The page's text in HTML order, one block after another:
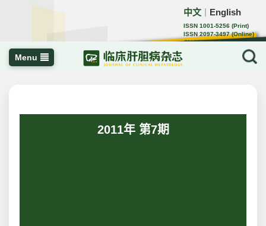
中文 English
ISSN 1001-5256 (Print)
ISSN 2097-3497 (Online)
CN 22-1108/R
Menu
2011年 第7期